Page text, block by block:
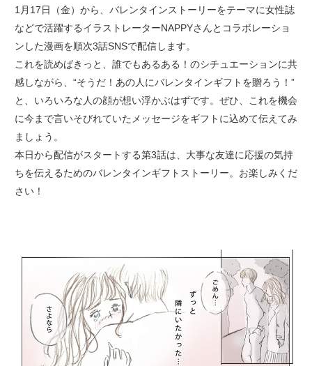
1月17日（金）から、バレンタインストーリーをテーマに女性誌
などで活躍するイラストレーターNAPPYさんとコラボレーショ
ンした漫画を順次3話SNSで配信します。
これを読めばきっと、誰でもあるある！のシチュエーションに共
感しながら、“そうだ！あの人にバレンタインギフトを贈ろう！”
と、いろいろな人の顔が想い浮かぶはずです。ぜひ、これを機会
に今まで言いそびれていたメッセージをギフトに込めて伝えてみ
ましょう。
本日から配信がスタートする第3話は、大事な友達に応援の気持
ちを伝えるためのバレンタインギフトストーリー。お楽しみくだ
さい！